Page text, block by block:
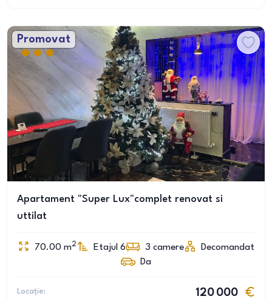
Promovat
Apartament "Super Lux"complet renovat si
uttilat
70.00 m2 Etajul 6 3 camere
Decomandat
Da
Locație:
120 000